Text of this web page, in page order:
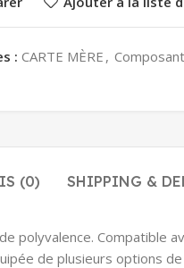
: CARTE MÈRE ,
(0) SHIPPING &
polyvalence. Compatible
de plusieurs options